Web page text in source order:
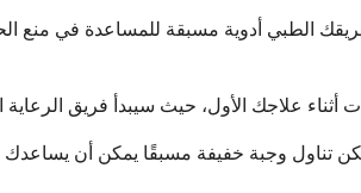
تناول وجبة خفيفة مسبقًا يمكن أن